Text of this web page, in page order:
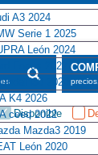
Disponible
A3 2024
Serie 1 2025
León 2024
Focus 2022
i30 2020
K4 2026
ceed 2022
Mazda3 2019
León 2020